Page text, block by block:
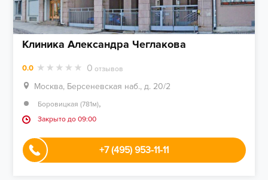
Клиника Александра Чеглакова
0.0 0 отзывов
Москва, Берсеневская наб., д. 20/2
Боровицкая (781м),
Закрыто до 09:00
+7 (495) 953-11-11